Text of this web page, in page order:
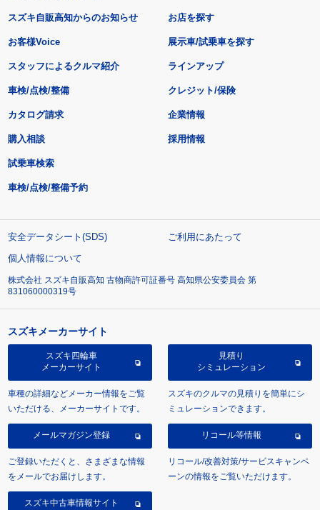
スズキ自販高知からのお知らせ
お客様Voice
スタッフによるクルマ紹介
お店を探す
展示車/試乗車を探す
ラインアップ
車検/点検/整備 クレジット/保険
カタログ請求
購入相談
試乗車検索
車検/点検/整備予約
企業情報
採用情報
安全データシート(SDS)
ご利用にあたって
個人情報について
株式会社 スズキ自販高知 古物商許可証番号 高知県公安委員会 第
831060000319号
スズキメーカーサイト
スズキ四輪車
メーカーサイト
車種の詳細などメーカー情報をご覧
いただける、メーカーサイトです。
見積り
シミュレーション
スズキのクルマの見積りを簡単にシ
ミュレーションできます。
メールマガジン登録
ご登録いただくと、さまざまな情報
をメールでお届けします。
リコール等情報
リコール/改善対策/サービスキャンペ
ーンの情報をご覧いただけます。
スズキ中古車情報サイト